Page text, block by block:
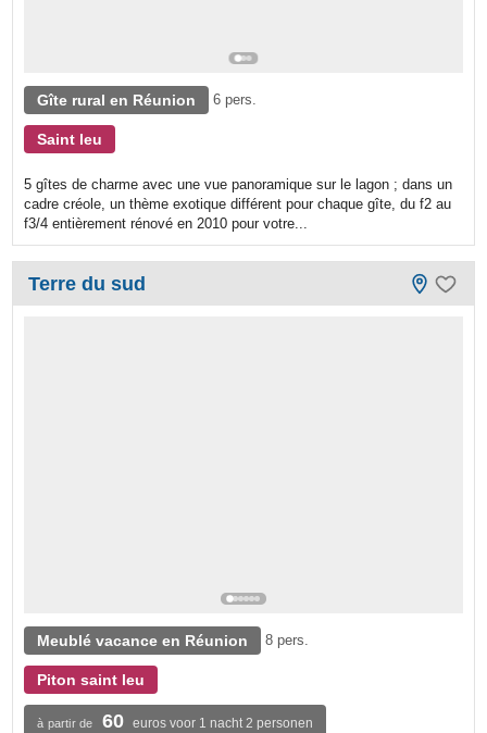
Gîte rural en Réunion 6 pers.
Saint leu
5 gîtes de charme avec une vue panoramique sur le lagon ; dans un
cadre créole, un thème exotique différent pour chaque gîte, du f2 au
f3/4 entièrement rénové en 2010 pour votre...
Terre du sud
Meublé vacance en Réunion 8 pers.
Piton saint leu
à partir de 60 euros voor 1 nacht 2 personen